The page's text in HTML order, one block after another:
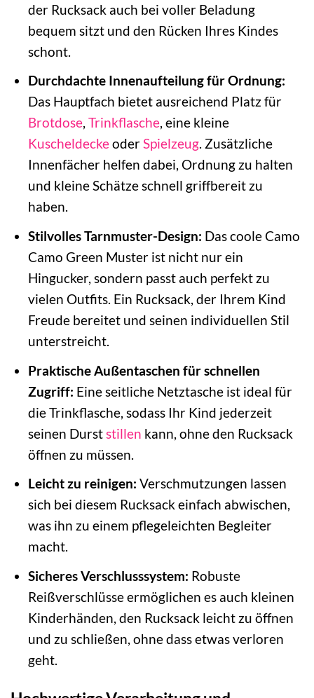
der Rucksack auch bei voller Beladung
bequem sitzt und den Rücken Ihres Kindes
schont.
Durchdachte Innenaufteilung für Ordnung:
Das Hauptfach bietet ausreichend Platz für
Brotdose, Trinkflasche, eine kleine
KuscheldeckeoderSpielzeug. Zusätzliche
Innenfächer helfen dabei, Ordnung zu halten
und kleine Schätze schnell griffbereit zu
haben.
Stilvolles Tarnmuster-Design: Das coole Camo
Camo Green Muster ist nicht nur ein
Hingucker, sondern passt auch perfekt zu
vielen Outfits. Ein Rucksack, der Ihrem Kind
Freude bereitet und seinen individuellen Stil
unterstreicht.
Praktische Außentaschen für schnellen
Zugriff: Eine seitliche Netztasche ist ideal für
die Trinkflasche, sodass Ihr Kind jederzeit
seinen Durst stillen kann, ohne den Rucksack
öffnen zu müssen.
Leicht zu reinigen: Verschmutzungen lassen
sich bei diesem Rucksack einfach abwischen,
was ihn zu einem pflegeleichten Begleiter
macht.
Sicheres Verschlusssystem: Robuste
Reißverschlüsse ermöglichen es auch kleinen
Kinderhänden, den Rucksack leicht zu öffnen
und zu schließen, ohne dass etwas verloren
geht.